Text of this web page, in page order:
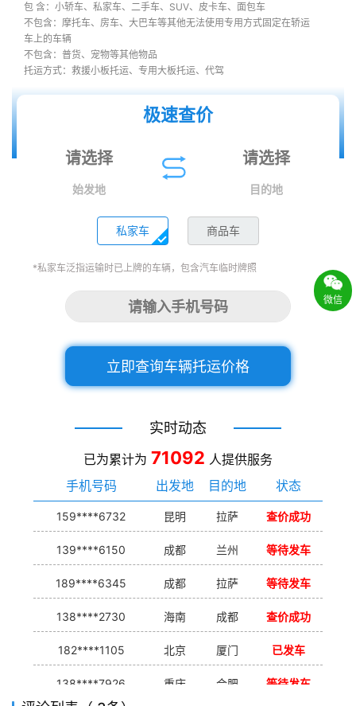
包 含：小轿车、私家车、二手车、SUV、皮卡车、面包车
不包含：摩托车、房车、大巴车等其他无法使用专用方式固定在轿运
车上的车辆
不包含：普货、宠物等其他物品
托运方式：救援小板托运、专用大板托运、代驾
极速查价
始发地 目的地
私家车 商品车
*私家车泛指运输时已上牌的车辆，包含汽车临时牌照
立即查询车辆托运价格
实时动态
已为累计为 71092 人提供服务
手机号码
出发地 目的地 状态
159****6732 昆明 拉萨 查价成功
139****6150 成都 兰州 等待发车
189****6345 成都 拉萨 等待发车
138****2730 海南 成都 查价成功
182****1105 北京 厦门 已发车
138****7926 重庆 合肥 等待发车
微信